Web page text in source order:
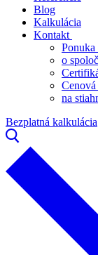
Blog
Kalkulácia
Kontakt
o
na
Bezplatná kalkulácia